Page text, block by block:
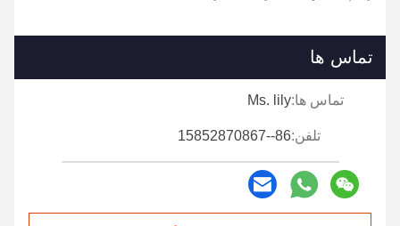
تماس ها
تماس ها:Ms. lily
تلفن:86--15852870867